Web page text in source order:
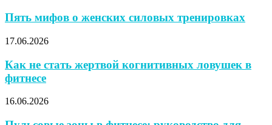
Пять мифов о женских силовых тренировках
17.06.2026
Как не стать жертвой когнитивных ловушек в
фитнесе
16.06.2026